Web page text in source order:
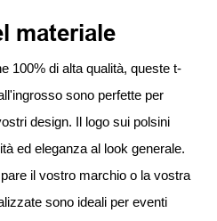
materiale
100% di alta qualità, queste t-
sono perfette per
design. Il logo sui polsini
ed eleganza al look generale.
il vostro marchio o la vostra
sono ideali per eventi